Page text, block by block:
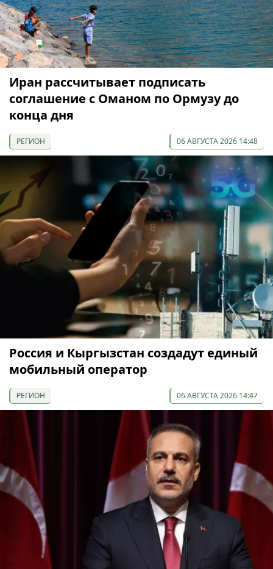
Иран рассчитывает подписать
соглашение с Оманом по Ормузу до
конца дня
РЕГИОН 06 АВГУСТА 2026 14:48
Россия и Кыргызстан создадут единый
мобильный оператор
РЕГИОН 06 АВГУСТА 2026 14:47